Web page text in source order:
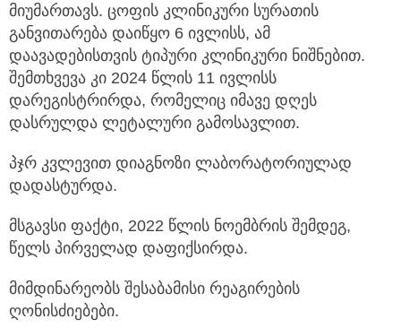
მიუმართავს. ცოფის კლინიკური სურათის
განვითარება დაიწყო 6 ივლისს, ამ
დაავადებისთვის ტიპური კლინიკური ნიშნებით.
შემთხვევა კი 2024 წლის 11 ივლისს
დარეგისტრირდა, რომელიც იმავე დღეს
დასრულდა ლეტალური გამოსავლით.
პჯრ კვლევით დიაგნოზი ლაბორატორიულად
დადასტურდა.
მსგავსი ფაქტი, 2022 წლის ნოემბრის შემდეგ,
წელს პირველად დაფიქსირდა.
მიმდინარეობს შესაბამისი რეაგირების
ღონისძიებები.